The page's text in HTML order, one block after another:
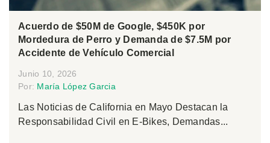
Acuerdo de $50M de Google, $450K por
Mordedura de Perro y Demanda de $7.5M por
Accidente de Vehículo Comercial
Junio 10, 2026
Por: María López Garcia
Las Noticias de California en Mayo Destacan la
Responsabilidad Civil en E-Bikes, Demandas...